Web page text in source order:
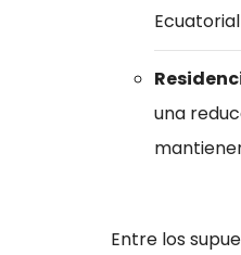
una
Entre los